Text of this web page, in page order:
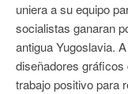
uniera a su equipo
socialistas ganaran
antigua Yugoslavia.
diseñadores
trabajo positivo para